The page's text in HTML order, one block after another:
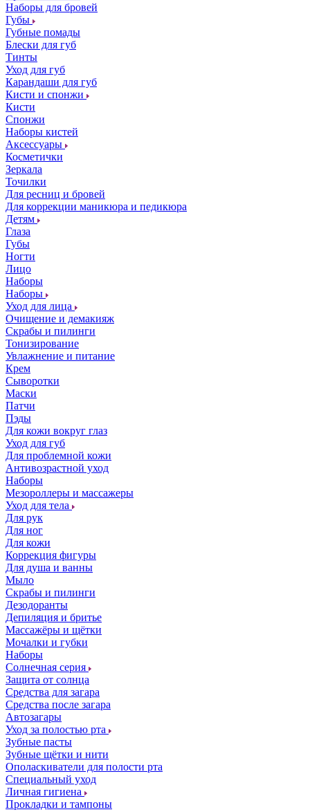
Наборы для бровей
Губы
Губные помады
Блески для губ
Тинты
Уход для губ
Карандаши для губ
Кисти и спонжи
Кисти
Спонжи
Наборы кистей
Аксессуары
Косметички
Зеркала
Точилки
Для ресниц и бровей
Для коррекции маникюра и педикюра
Детям
Глаза
Губы
Ногти
Лицо
Наборы
Наборы
Уход для лица
Очищение и демакияж
Скрабы и пилинги
Тонизирование
Увлажнение и питание
Крем
Сыворотки
Маски
Патчи
Пэды
Для кожи вокруг глаз
Уход для губ
Для проблемной кожи
Антивозрастной уход
Наборы
Мезороллеры и массажеры
Уход для тела
Для рук
Для ног
Для кожи
Коррекция фигуры
Для душа и ванны
Мыло
Скрабы и пилинги
Дезодоранты
Депиляция и бритье
Массажёры и щётки
Мочалки и губки
Наборы
Солнечная серия
Защита от солнца
Средства для загара
Средства после загара
Автозагары
Уход за полостью рта
Зубные пасты
Зубные щётки и нити
Ополаскиватели для полости рта
Специальный уход
Личная гигиена
Прокладки и тампоны